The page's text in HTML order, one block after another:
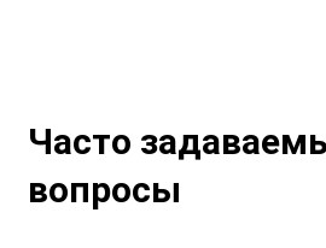
Часто
вопросы